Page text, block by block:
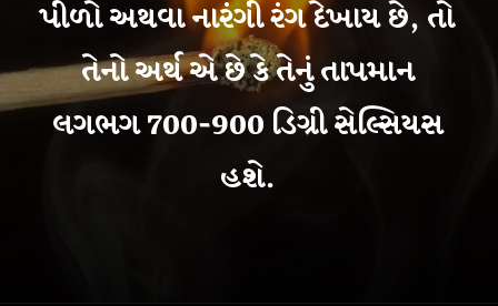
પીળો અથવા નારંગી રંગ દેખાય છે, તો
તેનો અર્થ એ છે કે તેનું તાપમાન
લગભગ 700-900 ડિગ્રી સેલ્સિયસ
હશે.